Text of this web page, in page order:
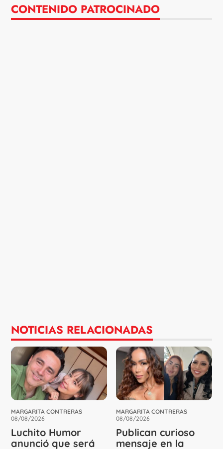
CONTENIDO PATROCINADO
NOTICIAS RELACIONADAS
MARGARITA CONTRERAS
08/08/2026
Luchito Humor
anunció que será
MARGARITA CONTRERAS
08/08/2026
Publican curioso
mensaje en la